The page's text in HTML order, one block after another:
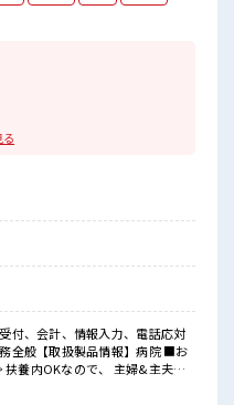
ね♪
オススメ！
！
る
付、会計、情報入力、電話応対
般【取扱製品情報】病院 ■お
養内OKなので、 主婦&主夫さ
♪ ≪ほぼ定時で帰れる≫ 時間を